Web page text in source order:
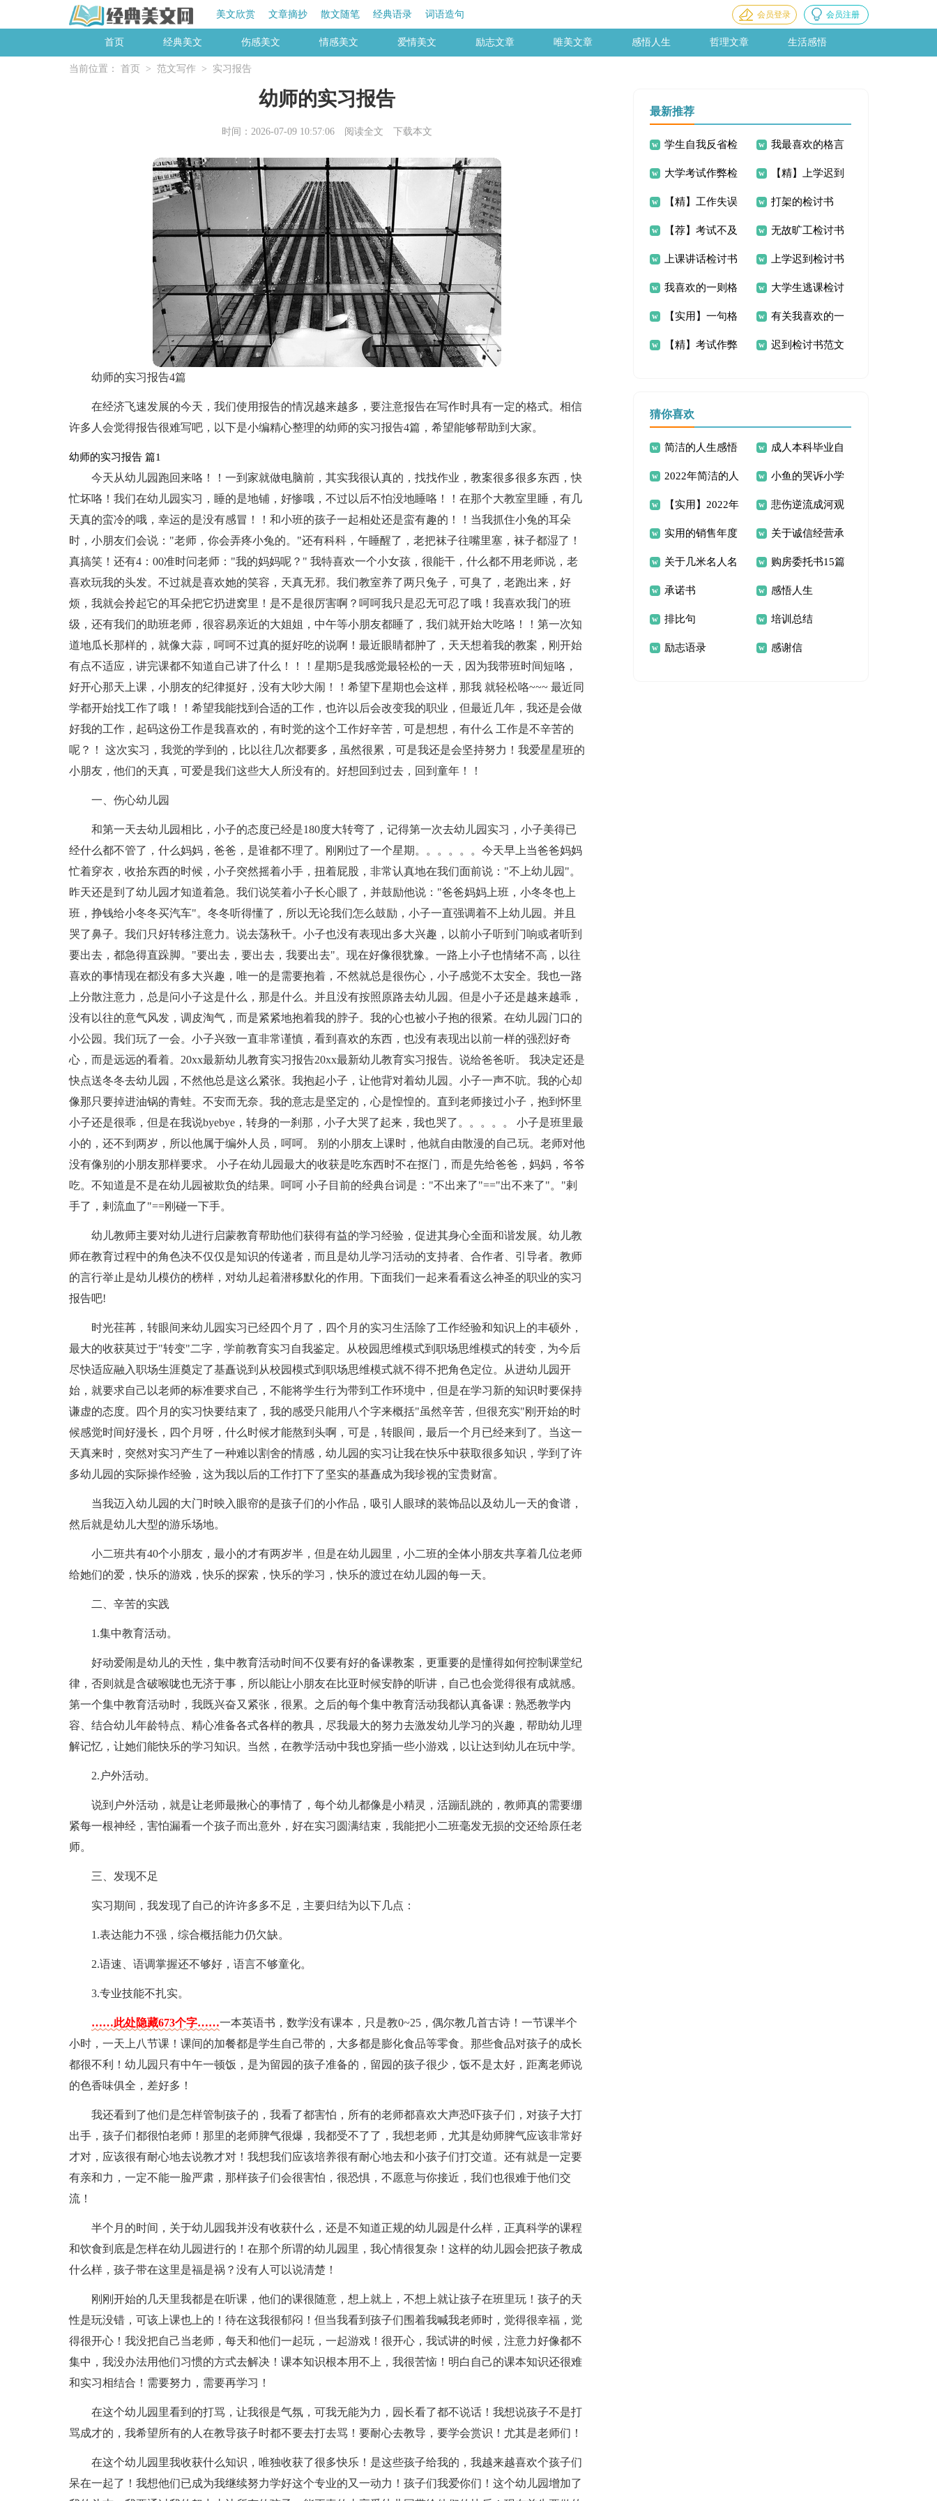
美文欣赏 文章摘抄 散文随笔 经典语录 词语造句 会员登录 会员注册
首页 经典美文 伤感美文 情感美文 爱情美文 励志文章 唯美文章 感悟人生 哲理文章 生活感悟
当前位置： 首页 > 范文写作 > 实习报告
幼师的实习报告
时间：2026-07-09 10:57:06 阅读全文 下载本文
幼师的实习报告4篇
在经济飞速发展的今天，我们使用报告的情况越来越多，要注意报告在写作时具有一定的格式。相信
许多人会觉得报告很难写吧，以下是小编精心整理的幼师的实习报告4篇，希望能够帮助到大家。
幼师的实习报告 篇1
今天从幼儿园跑回来咯！！一到家就做电脑前，其实我很认真的，找找作业，教案很多很多东西，快
忙坏咯！我们在幼儿园实习，睡的是地铺，好惨哦，不过以后不怕没地睡咯！！在那个大教室里睡，有几
天真的蛮冷的哦，幸运的是没有感冒！！和小班的孩子一起相处还是蛮有趣的！！当我抓住小兔的耳朵
时，小朋友们会说："老师，你会弄疼小兔的。"还有科科，午睡醒了，老把袜子往嘴里塞，袜子都湿了！
真搞笑！还有4：00准时问老师："我的妈妈呢？" 我特喜欢一个小女孩，很能干，什么都不用老师说，老
喜欢玩我的头发。不过就是喜欢她的笑容，天真无邪。我们教室养了两只兔子，可臭了，老跑出来，好
烦，我就会拎起它的耳朵把它扔进窝里！是不是很厉害啊？呵呵我只是忍无可忍了哦！我喜欢我门的班
级，还有我们的助班老师，很容易亲近的大姐姐，中午等小朋友都睡了，我们就开始大吃咯！！第一次知
道地瓜长那样的，就像大蒜，呵呵不过真的挺好吃的说啊！最近眼睛都肿了，天天想着我的教案，刚开始
有点不适应，讲完课都不知道自己讲了什么！！！星期5是我感觉最轻松的一天，因为我带班时间短咯，
好开心那天上课，小朋友的纪律挺好，没有大吵大闹！！希望下星期也会这样，那我 就轻松咯~~~ 最近同
学都开始找工作了哦！！希望我能找到合适的工作，也许以后会改变我的职业，但最近几年，我还是会做
好我的工作，起码这份工作是我喜欢的，有时觉的这个工作好辛苦，可是想想，有什么 工作是不辛苦的
呢？！ 这次实习，我觉的学到的，比以往几次都要多，虽然很累，可是我还是会坚持努力！我爱星星班的
小朋友，他们的天真，可爱是我们这些大人所没有的。好想回到过去，回到童年！！
一、伤心幼儿园
和第一天去幼儿园相比，小子的态度已经是180度大转弯了，记得第一次去幼儿园实习，小子美得已
经什么都不管了，什么妈妈，爸爸，是谁都不理了。刚刚过了一个星期。。。。。。今天早上当爸爸妈妈
忙着穿衣，收拾东西的时候，小子突然摇着小手，扭着屁股，非常认真地在我们面前说："不上幼儿园"。
昨天还是到了幼儿园才知道着急。我们说笑着小子长心眼了，并鼓励他说："爸爸妈妈上班，小冬冬也上
班，挣钱给小冬冬买汽车"。冬冬听得懂了，所以无论我们怎么鼓励，小子一直强调着不上幼儿园。并且
哭了鼻子。我们只好转移注意力。说去荡秋千。小子也没有表现出多大兴趣，以前小子听到门响或者听到
要出去，都急得直跺脚。"要出去，要出去，我要出去"。现在好像很犹豫。一路上小子也情绪不高，以往
喜欢的事情现在都没有多大兴趣，唯一的是需要抱着，不然就总是很伤心，小子感觉不太安全。我也一路
上分散注意力，总是问小子这是什么，那是什么。并且没有按照原路去幼儿园。但是小子还是越来越乖，
没有以往的意气风发，调皮淘气，而是紧紧地抱着我的脖子。我的心也被小子抱的很紧。在幼儿园门口的
小公园。我们玩了一会。小子兴致一直非常谨慎，看到喜欢的东西，也没有表现出以前一样的强烈好奇
心，而是远远的看着。20xx最新幼儿教育实习报告20xx最新幼儿教育实习报告。说给爸爸听。 我决定还是
快点送冬冬去幼儿园，不然他总是这么紧张。我抱起小子，让他背对着幼儿园。小子一声不吭。我的心却
像那只要掉进油锅的青蛙。不安而无奈。我的意志是坚定的，心是惶惶的。直到老师接过小子，抱到怀里
小子还是很乖，但是在我说byebye，转身的一刹那，小子大哭了起来，我也哭了。。。。。 小子是班里最
小的，还不到两岁，所以他属于编外人员，呵呵。 别的小朋友上课时，他就自由散漫的自己玩。老师对他
没有像别的小朋友那样要求。 小子在幼儿园最大的收获是吃东西时不在抠门，而是先给爸爸，妈妈，爷爷
吃。不知道是不是在幼儿园被欺负的结果。呵呵 小子目前的经典台词是："不出来了"=="出不来了"。"剌
手了，剌流血了"==刚碰一下手。
幼儿教师主要对幼儿进行启蒙教育帮助他们获得有益的学习经验，促进其身心全面和谐发展。幼儿教
师在教育过程中的角色决不仅仅是知识的传递者，而且是幼儿学习活动的支持者、合作者、引导者。教师
的言行举止是幼儿模仿的榜样，对幼儿起着潜移默化的作用。下面我们一起来看看这么神圣的职业的实习
报告吧!
时光荏苒，转眼间来幼儿园实习已经四个月了，四个月的实习生活除了工作经验和知识上的丰硕外，
最大的收获莫过于"转变"二字，学前教育实习自我鉴定。从校园思维模式到职场思维模式的转变，为今后
尽快适应融入职场生涯奠定了基矗说到从校园模式到职场思维模式就不得不把角色定位。从进幼儿园开
始，就要求自己以老师的标准要求自己，不能将学生行为带到工作环境中，但是在学习新的知识时要保持
谦虚的态度。四个月的实习快要结束了，我的感受只能用八个字来概括"虽然辛苦，但很充实"刚开始的时
候感觉时间好漫长，四个月呀，什么时候才能熬到头啊，可是，转眼间，最后一个月已经来到了。当这一
天真来时，突然对实习产生了一种难以割舍的情感，幼儿园的实习让我在快乐中获取很多知识，学到了许
多幼儿园的实际操作经验，这为我以后的工作打下了坚实的基矗成为我珍视的宝贵财富。
当我迈入幼儿园的大门时映入眼帘的是孩子们的小作品，吸引人眼球的装饰品以及幼儿一天的食谱，
然后就是幼儿大型的游乐场地。
小二班共有40个小朋友，最小的才有两岁半，但是在幼儿园里，小二班的全体小朋友共享着几位老师
给她们的爱，快乐的游戏，快乐的探索，快乐的学习，快乐的渡过在幼儿园的每一天。
二、辛苦的实践
1.集中教育活动。
好动爱闹是幼儿的天性，集中教育活动时间不仅要有好的备课教案，更重要的是懂得如何控制课堂纪
律，否则就是含破喉咙也无济于事，所以能让小朋友在比亚时候安静的听讲，自己也会觉得很有成就感。
第一个集中教育活动时，我既兴奋又紧张，很累。之后的每个集中教育活动我都认真备课：熟悉教学内
容、结合幼儿年龄特点、精心准备各式各样的教具，尽我最大的努力去激发幼儿学习的兴趣，帮助幼儿理
解记忆，让她们能快乐的学习知识。当然，在教学活动中我也穿插一些小游戏，以让达到幼儿在玩中学。
2.户外活动。
说到户外活动，就是让老师最揪心的事情了，每个幼儿都像是小精灵，活蹦乱跳的，教师真的需要绷
紧每一根神经，害怕漏看一个孩子而出意外，好在实习圆满结束，我能把小二班毫发无损的交还给原任老
师。
三、发现不足
实习期间，我发现了自己的许许多多不足，主要归结为以下几点：
1.表达能力不强，综合概括能力仍欠缺。
2.语速、语调掌握还不够好，语言不够童化。
3.专业技能不扎实。
……此处隐藏673个字……一本英语书，数学没有课本，只是教0~25，偶尔教几首古诗！一节课半个
小时，一天上八节课！课间的加餐都是学生自己带的，大多都是膨化食品等零食。那些食品对孩子的成长
都很不利！幼儿园只有中午一顿饭，是为留园的孩子准备的，留园的孩子很少，饭不是太好，距离老师说
的色香味俱全，差好多！
我还看到了他们是怎样管制孩子的，我看了都害怕，所有的老师都喜欢大声恐吓孩子们，对孩子大打
出手，孩子们都很怕老师！那里的老师脾气很爆，我都受不了了，我想老师，尤其是幼师脾气应该非常好
才对，应该很有耐心地去说教才对！我想我们应该培养很有耐心地去和小孩子们打交道。还有就是一定要
有亲和力，一定不能一脸严肃，那样孩子们会很害怕，很恐惧，不愿意与你接近，我们也很难于他们交
流！
半个月的时间，关于幼儿园我并没有收获什么，还是不知道正规的幼儿园是什么样，正真科学的课程
和饮食到底是怎样在幼儿园进行的！在那个所谓的幼儿园里，我心情很复杂！这样的幼儿园会把孩子教成
什么样，孩子带在这里是福是祸？没有人可以说清楚！
刚刚开始的几天里我都是在听课，他们的课很随意，想上就上，不想上就让孩子在班里玩！孩子的天
性是玩没错，可该上课也上的！待在这我很郁闷！但当我看到孩子们围着我喊我老师时，觉得很幸福，觉
得很开心！我没把自己当老师，每天和他们一起玩，一起游戏！很开心，我试讲的时候，注意力好像都不
集中，我没办法用他们习惯的方式去解决！课本知识根本用不上，我很苦恼！明白自己的课本知识还很难
和实习相结合！需要努力，需要再学习！
在这个幼儿园里看到的打骂，让我很是气氛，可我无能为力，园长看了都不说话！我想说孩子不是打
骂成才的，我希望所有的人在教导孩子时都不要去打去骂！要耐心去教导，要学会赏识！尤其是老师们！
在这个幼儿园里我收获什么知识，唯独收获了很多快乐！是这些孩子给我的，我越来越喜欢个孩子们
呆在一起了！我想他们已成为我继续努力学好这个专业的又一动力！孩子们我爱你们！这个幼儿园增加了
最新推荐
学生自我反省检
讨书
我最喜欢的格言
作文(15篇)
大学考试作弊检
讨书
【精】上学迟到
检讨书
【精】工作失误
检讨书
打架的检讨书
【荐】考试不及
格检讨书
无故旷工检讨书
上课讲话检讨书 上学迟到检讨书
我喜欢的一则格
言作文集锦15篇
大学生逃课检讨
书
【实用】一句格
言给我的启示作文
有关我喜欢的一
则格言作文300字集
【精】考试作弊 迟到检讨书范文
猜你喜欢
简洁的人生感悟
的句子汇编88条
成人本科毕业自
我鉴定
2022年简洁的人
生感悟句子合集66
条
小鱼的哭诉小学
作文
【实用】2022年
人生格言座右铭合集
69条
悲伤逆流成河观
后感
实用的销售年度
工作计划4篇
关于诚信经营承
诺书范文汇总六篇
关于几米名人名
言句子30句精选
购房委托书15篇
承诺书 感悟人生
排比句 培训总结
励志语录 感谢信